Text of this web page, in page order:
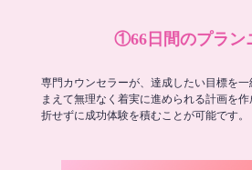
①66日間のプラン
専門カウンセラーが、達成したい目標を
まえて無理なく着実に進められる計画を
折せずに成功体験を積むことが可能です。